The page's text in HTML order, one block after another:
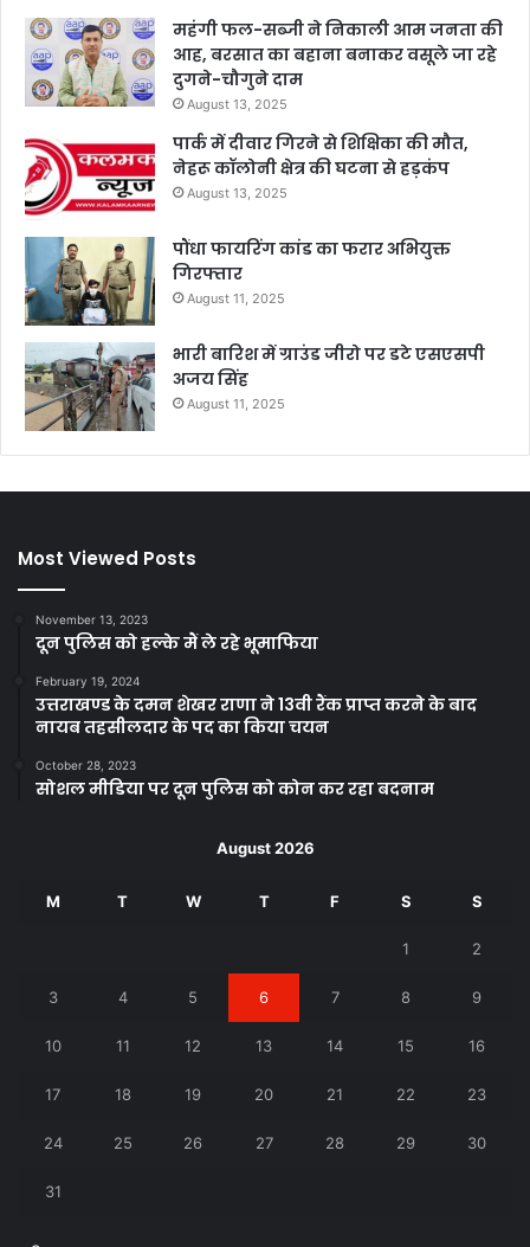
महंगी फल-सब्जी ने निकाली आम जनता की
आह, बरसात का बहाना बनाकर वसूले जा रहे
दुगने-चौगुने दाम
August 13, 2025
पार्क में दीवार गिरने से शिक्षिका की मौत,
नेहरू कॉलोनी क्षेत्र की घटना से हड़कंप
August 13, 2025
पौंधा फायरिंग कांड का फरार अभियुक्त
गिरफ्तार
August 11, 2025
भारी बारिश में ग्राउंड जीरो पर डटे एसएसपी
अजय सिंह
August 11, 2025
Most Viewed Posts
November 13, 2023
दून पुलिस को हल्के मैं ले रहे भूमाफिया
February 19, 2024
उत्तराखण्ड के दमन शेखर राणा ने 13वी रैंक प्राप्त करने के बाद
नायब तहसीलदार के पद का किया चयन
October 28, 2023
सोशल मीडिया पर दून पुलिस को कोन कर रहा बदनाम
August 2026
M T W T F S S
1 2
3 4 5 6 7 8 9
10 11 12 13 14 15 16
17 18 19 20 21 22 23
24 25 26 27 28 29 30
31